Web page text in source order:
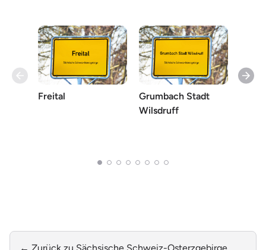
Freital
Grumbach Stadt
Wilsdruff
← Zurück zu Sächsische Schweiz-Osterzgebirge